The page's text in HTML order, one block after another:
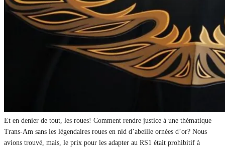
Et en denier de tout, les roues! Comment rendre justice à une thématique
Trans-Am sans les légendaires roues en nid d’abeille ornées d’or? Nous
avions trouvé, mais, le prix pour les adapter au RS1 était prohibitif à